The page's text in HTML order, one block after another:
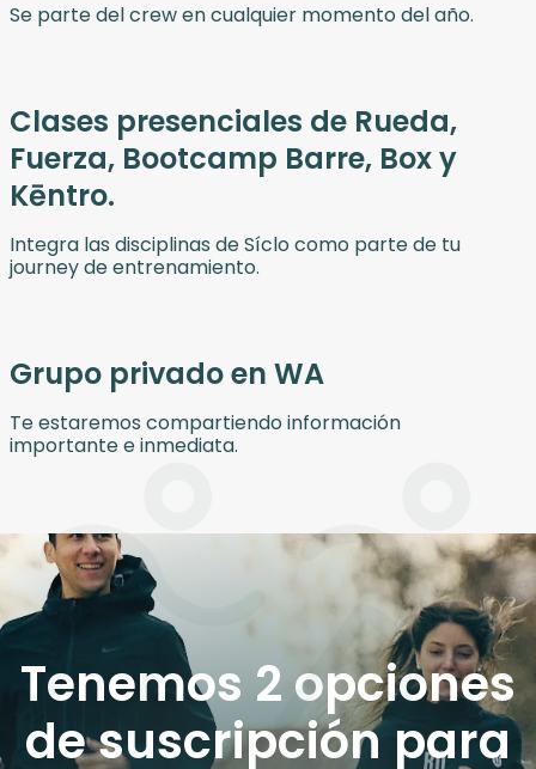
Se parte del crew en cualquier momento del año.
Clases presenciales de Rueda,
Fuerza, Bootcamp Barre, Box y
Kēntro.
Integra las disciplinas de Síclo como parte de tu
journey de entrenamiento.
Grupo privado en WA
Te estaremos compartiendo información
importante e inmediata.
Tenemos 2 opciones
de suscripción para